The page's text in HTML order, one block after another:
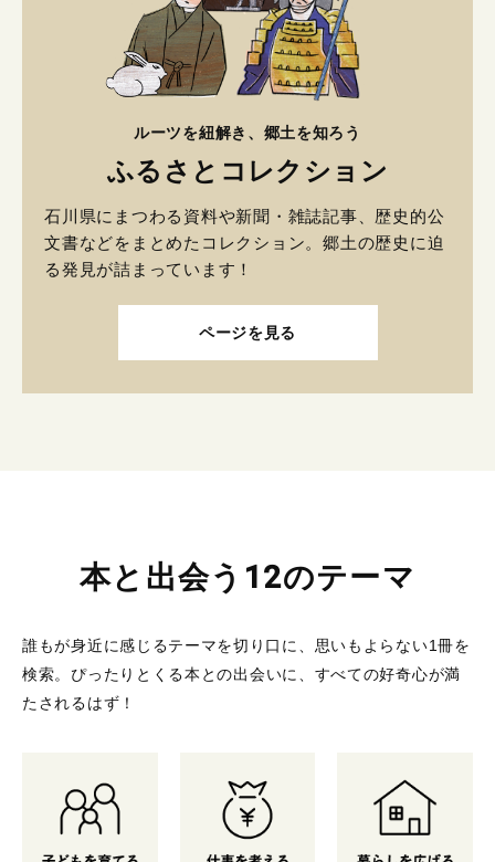
ルーツを紐解き、郷土を知ろう
ふるさとコレクション
石川県にまつわる資料や新聞・雑誌記事、歴史的公
文書などをまとめたコレクション。郷土の歴史に迫
る発見が詰まっています！
ページを見る
本と出会う12のテーマ
誰もが身近に感じるテーマを切り口に、思いもよらない1冊を
検索。 ぴったりとくる本との出会いに、すべての好奇心が満
たされるはず！